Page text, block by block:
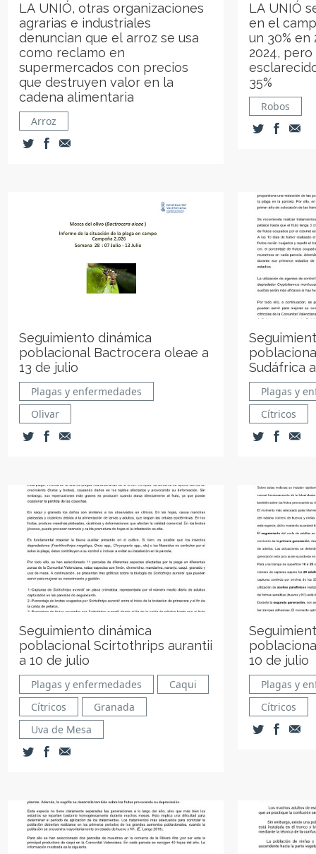
LA UNIÓ, otras organizaciones
agrarias e industriales
denuncian que el arroz se usa
como reclamo en
supermercados con precios
que destruyen valor en la
cadena alimentaria
Arroz
LA UNIÓ
en el
un 30% en
2024,
35%
Robos
Seguimiento dinámica
poblacional Bactrocera oleae a
13 de julio
Plagas y enfermedades
Olivar
Sudáfrica
Plagas y
Cítricos
Seguimiento dinámica
poblacional Scirtothrips aurantii
a 10 de julio
Plagas y enfermedades
Caqui
Cítricos
Granada
Uva de Mesa
10 de julio
Plagas y
Cítricos